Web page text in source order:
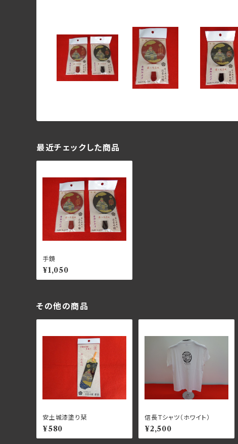
最近チェックした商品
手鏡
¥1,050
その他の商品
安土城漆塗り栞
¥580
信長Ｔシャツ（ホワイト）
¥2,500